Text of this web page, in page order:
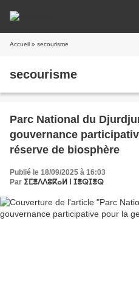
Accueil » secourisme
secourisme
Parc National du
gouvernance
réserve de biosphère
Publié le 18/09/2025 à 16:03
Par ⵉⵎⴻⴷⴷⵓⴽⴰⵍ ⵏ ⵊⴻⵕⵊⴻⵕ